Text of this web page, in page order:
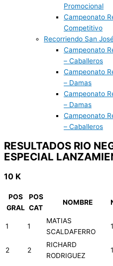
Promocional
Campeonato
Competitivo
Recorriendo San
Campeonato
– Caballeros
Campeonato
– Damas
Campeonato
– Damas
Campeonato
– Caballeros
RESULTADOS RIO
ESPECIAL
10 K
POS
GRAL
POS
CAT
NOMBRE
1 1
MATIAS
SCALDAFERRO
2 2
RICHARD
RODRIGUEZ